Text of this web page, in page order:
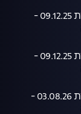
המהדורה המרכזית 09.12.25 -
המהדורה המרכזית 09.12.25 -
המהדורה המרכזית 03.08.26 -